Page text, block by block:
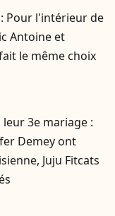
Pour l'intérieur de
Antoine et
le même choix
3e mariage :
Demey ont
Juju Fitcats